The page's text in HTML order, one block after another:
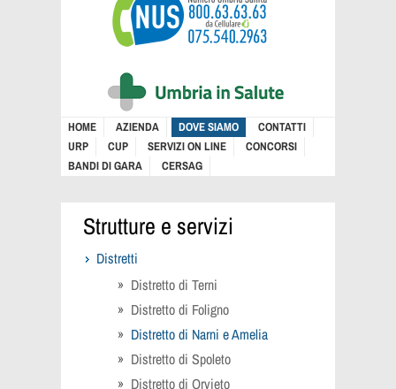
HOME AZIENDA DOVE SIAMO
CONTATTI
URP
CUP SERVIZI ON LINE
CONCORSI
BANDI DI GARA
CERSAG
Strutture e servizi
Distretti
Distretto di Terni
Distretto di Foligno
Distretto di Narni e Amelia
Distretto di Spoleto
Distretto di Orvieto